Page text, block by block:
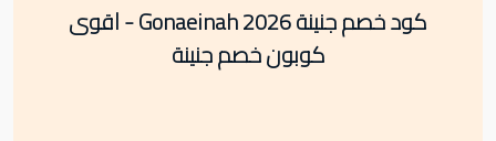
كود خصم جنينة Gonaeinah 2026 - اقوى
كوبون خصم جنينة